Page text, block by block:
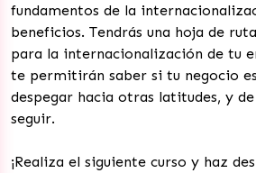
fundamentos de la
beneficios. Tendrás una hoja de
para la internacionalización de tu
te permitirán saber si tu negocio
despegar hacia otras latitudes, y de
seguir.
¡Realiza el siguiente curso y haz